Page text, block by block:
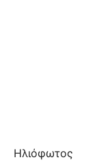
Ηλιόφωτος